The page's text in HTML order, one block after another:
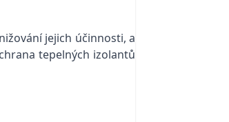
jejich účinnosti, a
tepelných izolantů